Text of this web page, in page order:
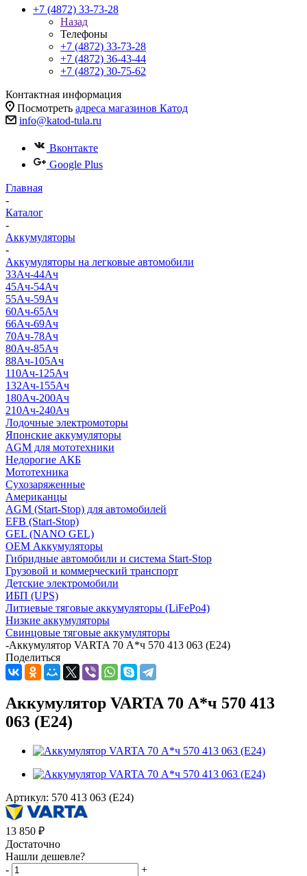
+7 (4872) 33-73-28
Назад
Телефоны
+7 (4872) 33-73-28
+7 (4872) 36-43-44
+7 (4872) 30-75-62
Контактная информация
Посмотреть адреса магазинов Катод
info@katod-tula.ru
Вконтакте
Google Plus
Главная
-
Каталог
-
Аккумуляторы
-
Аккумуляторы на легковые автомобили
33Ач-44Ач
45Ач-54Ач
55Ач-59Ач
60Ач-65Ач
66Ач-69Ач
70Ач-78Ач
80Ач-85Ач
88Ач-105Ач
110Ач-125Ач
132Ач-155Ач
180Ач-200Ач
210Ач-240Ач
Лодочные электромоторы
Японские аккумуляторы
AGM для мототехники
Недорогие АКБ
Мототехника
Сухозаряженные
Американцы
AGM (Start-Stop) для автомобилей
EFB (Start-Stop)
GEL (NANO GEL)
OEM Аккумуляторы
Гибридные автомобили и система Start-Stop
Грузовой и коммерческий транспорт
Детские электромобили
ИБП (UPS)
Литиевые тяговые аккумуляторы (LiFePo4)
Низкие аккумуляторы
Свинцовые тяговые аккумуляторы
-Аккумулятор VARTA 70 А*ч 570 413 063 (E24)
Поделиться
Аккумулятор VARTA 70 А*ч 570 413
063 (E24)
Артикул: 570 413 063 (E24)
13 850 ₽
Достаточно
Нашли дешевле?
-
+